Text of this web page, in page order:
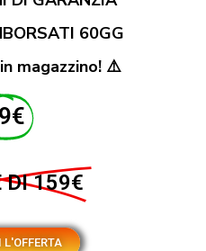
60GG
magazzino! ⚠️
DI 159€
L'OFFERTA